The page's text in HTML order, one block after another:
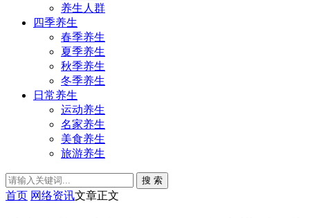
养生人群
四季养生
春季养生
夏季养生
秋季养生
冬季养生
日常养生
运动养生
名家养生
美食养生
旅游养生
搜 索
首页 网络资讯文章正文